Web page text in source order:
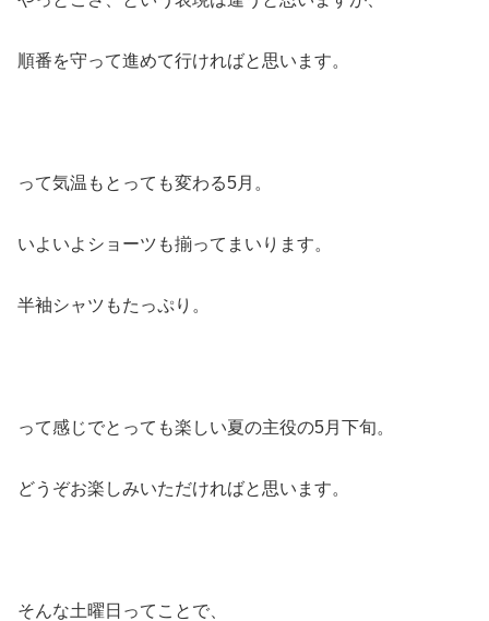
順番を守って進めて行ければと思います。
って気温もとっても変わる5月。
いよいよショーツも揃ってまいります。
半袖シャツもたっぷり。
って感じでとっても楽しい夏の主役の5月下旬。
どうぞお楽しみいただければと思います。
そんな土曜日ってことで、